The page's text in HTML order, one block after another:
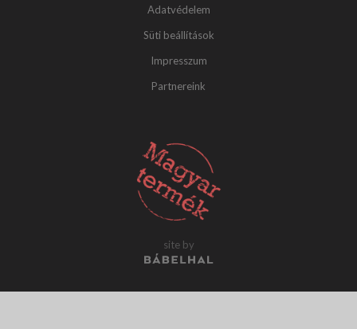
Adatvédelem
Süti beállítások
Impresszum
Partnereink
site by